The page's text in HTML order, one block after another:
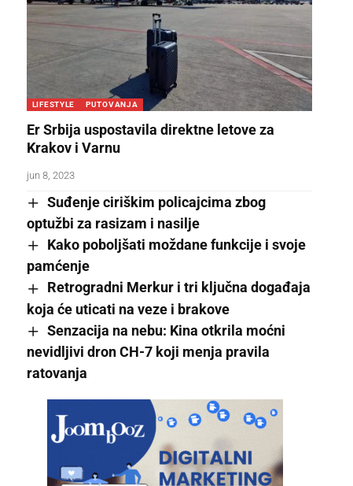
LIFESTYLE PUTOVANJA
Er Srbija uspostavila direktne letove za
Krakov i Varnu
jun 8, 2023
Suđenje ciriškim policajcima zbog
optužbi za rasizam i nasilje
Kako poboljšati moždane funkcije i svoje
pamćenje
Retrogradni Merkur i tri ključna događaja
koja će uticati na veze i brakove
Senzacija na nebu: Kina otkrila moćni
nevidljivi dron CH-7 koji menja pravila
ratovanja